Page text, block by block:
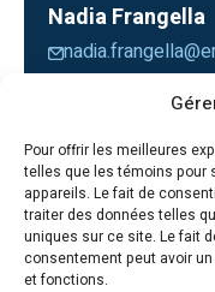
Pour offrir les meilleures
telles que les témoins pour
appareils. Le fait de
traiter des données telles
uniques sur ce site. Le fait
consentement peut avoir
et fonctions.
Nadia Frangella
Mode : En
Coût : 249.99$